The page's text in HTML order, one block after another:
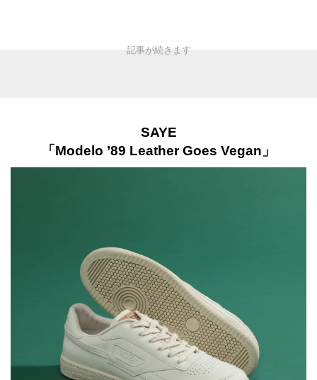
SAYE
「Modelo ’89 Leather Goes Vegan」